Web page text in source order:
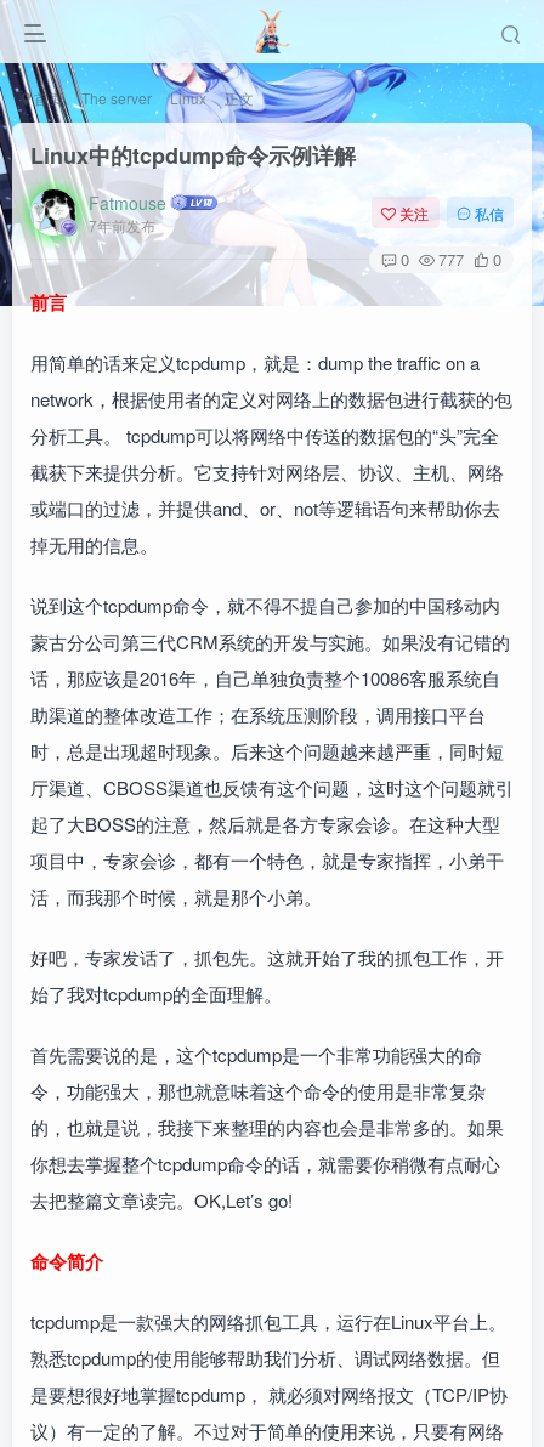
首页 The server Linux 正文
Linux中的tcpdump命令示例详解
Fatmouse
7年前发布
关注 私信
0 777 0
前言
用简单的话来定义tcpdump，就是：dump the traffic on a
network，根据使用者的定义对网络上的数据包进行截获的包
分析工具。 tcpdump可以将网络中传送的数据包的“头”完全
截获下来提供分析。它支持针对网络层、协议、主机、网络
或端口的过滤，并提供and、or、not等逻辑语句来帮助你去
掉无用的信息。
说到这个tcpdump命令，就不得不提自己参加的中国移动内
蒙古分公司第三代CRM系统的开发与实施。如果没有记错的
话，那应该是2016年，自己单独负责整个10086客服系统自
助渠道的整体改造工作；在系统压测阶段，调用接口平台
时，总是出现超时现象。后来这个问题越来越严重，同时短
厅渠道、CBOSS渠道也反馈有这个问题，这时这个问题就引
起了大BOSS的注意，然后就是各方专家会诊。在这种大型
项目中，专家会诊，都有一个特色，就是专家指挥，小弟干
活，而我那个时候，就是那个小弟。
好吧，专家发话了，抓包先。这就开始了我的抓包工作，开
始了我对tcpdump的全面理解。
首先需要说的是，这个tcpdump是一个非常功能强大的命
令，功能强大，那也就意味着这个命令的使用是非常复杂
的，也就是说，我接下来整理的内容也会是非常多的。如果
你想去掌握整个tcpdump命令的话，就需要你稍微有点耐心
去把整篇文章读完。OK,Let’s go!
命令简介
tcpdump是一款强大的网络抓包工具，运行在Linux平台上。
熟悉tcpdump的使用能够帮助我们分析、调试网络数据。但
是要想很好地掌握tcpdump， 就必须对网络报文（TCP/IP协
议）有一定的了解。不过对于简单的使用来说，只要有网络